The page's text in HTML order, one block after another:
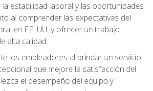
estabilidad laboral y las oportunidades
al comprender las expectativas del
en EE. UU. y ofrecer un trabajo
alta calidad
los empleadores al brindar un servicio
que mejore la satisfacción del
el desempeño del equipo y